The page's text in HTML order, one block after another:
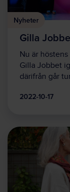
Nyheter
Gilla
Nu är
Gilla Jobbet
därifrån går
2022-10-17